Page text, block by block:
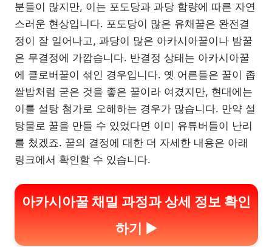
분들이 많지만, 이는 포도당과 과당 함량에 따른 자연
스러운 현상입니다. 포도당이 많은 유채꿀은 완전결
정이 잘 일어나고, 과당이 많은 아카시아꿀이나 밤꿀
은 무결정에 가깝습니다. 반결정 상태는 아카시아꿀
에 클로버꿀이 섞인 경우입니다. 옛 어른들은 꿀이 좁
쌀밥처럼 굳은 것을 좋은 꿀이라 여겼지만, 현대에는
이를 설탕 첨가로 오해하는 경우가 많습니다. 만약 설
탕물로 꿀을 만들 수 있었다면 이미 유튜버들이 난리
를 쳤겠죠. 꿀의 결정에 대한 더 자세한 내용은 아래
링크에서 확인할 수 있습니다.
아카시아꿀 채밀 과정과 상세 정보 확인
하기 ▶